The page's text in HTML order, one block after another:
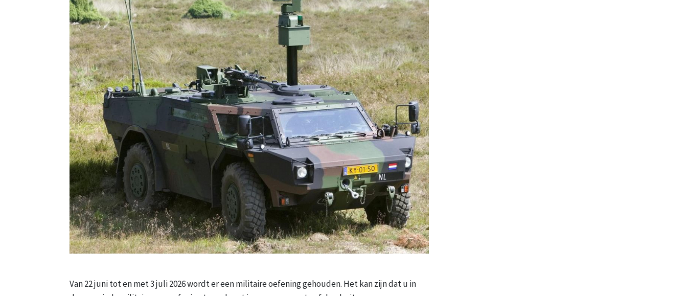
Van 22 juni tot en met 3 juli 2026 wordt er een militaire oefening gehouden. Het kan zijn dat u in